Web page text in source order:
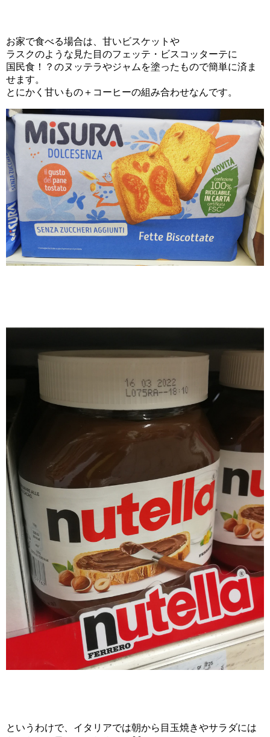
お家で食べる場合は、甘いビスケットや
ラスクのような見た目のフェッテ・ビスコッターテに
国民食！？のヌッテラやジャムを塗ったもので簡単に済ま
せます。
とにかく甘いもの＋コーヒーの組み合わせなんです。
というわけで、イタリアでは朝から目玉焼きやサラダには